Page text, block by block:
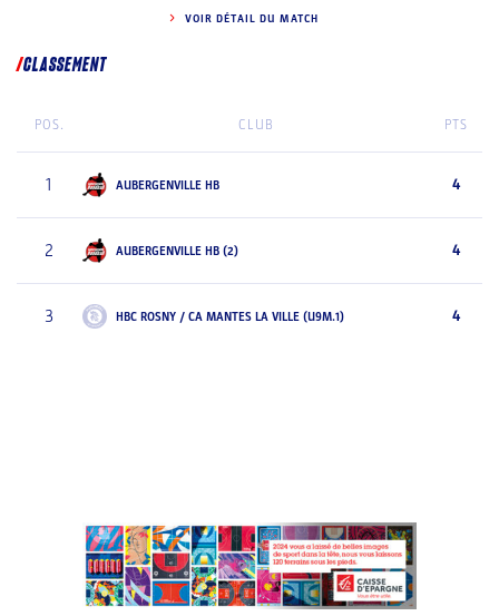
VOIR DÉTAIL DU MATCH
CLASSEMENT
POS. CLUB PTS
1 AUBERGENVILLE HB 4
2 AUBERGENVILLE HB (2) 4
3 HBC ROSNY / CA MANTES LA VILLE (U9M.1) 4